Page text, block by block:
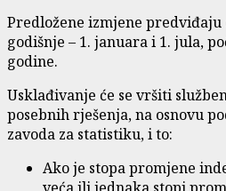
Predložene izmjene
godišnje – 1. januara i 1. jula,
godine.
Usklađivanje će se vršiti
posebnih rješenja, na osnovu
zavoda za statistiku, i to:
Ako je stopa promjene